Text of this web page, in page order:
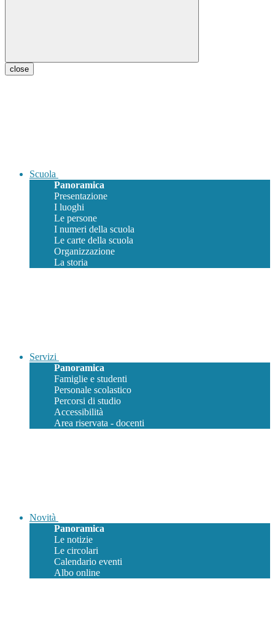
close
Scuola
Panoramica
Presentazione
I luoghi
Le persone
I numeri della scuola
Le carte della scuola
Organizzazione
La storia
Servizi
Panoramica
Famiglie e studenti
Personale scolastico
Percorsi di studio
Accessibilità
Area riservata - docenti
Novità
Panoramica
Le notizie
Le circolari
Calendario eventi
Albo online